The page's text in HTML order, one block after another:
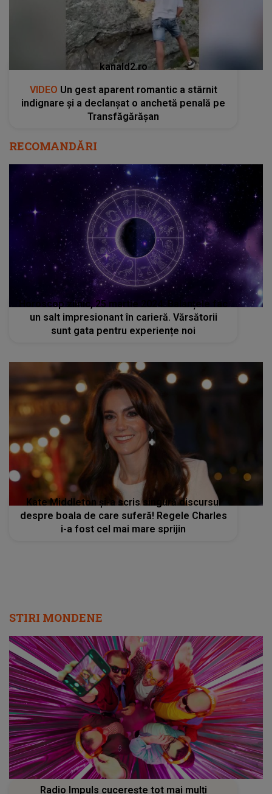
kanald2.ro
VIDEO Un gest aparent romantic a stârnit
indignare și a declanșat o anchetă penală pe
Transfăgărășan
RECOMANDĂRI
Horoscop zilnic, 25 martie 2024: Balanțele fac
un salt impresionant în carieră. Vărsătorii
sunt gata pentru experiențe noi
Kate Middleton și-a scris singură discursul
despre boala de care suferă! Regele Charles
i-a fost cel mai mare sprijin
STIRI MONDENE
Radio Impuls cucerește tot mai mulți